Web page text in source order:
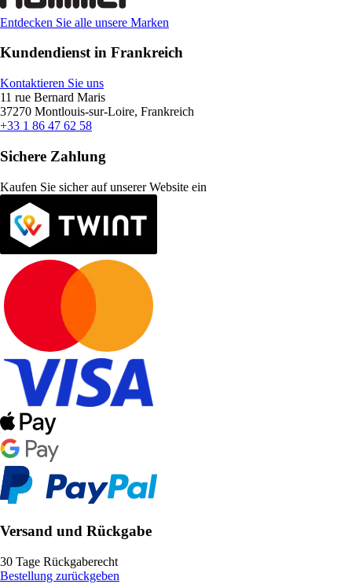
Entdecken Sie alle unsere Marken
Kundendienst in Frankreich
Kontaktieren Sie uns
11 rue Bernard Maris
37270 Montlouis-sur-Loire, Frankreich
+33 1 86 47 62 58
Sichere Zahlung
Kaufen Sie sicher auf unserer Website ein
Versand und Rückgabe
30 Tage Rückgaberecht
Bestellung zurückgeben